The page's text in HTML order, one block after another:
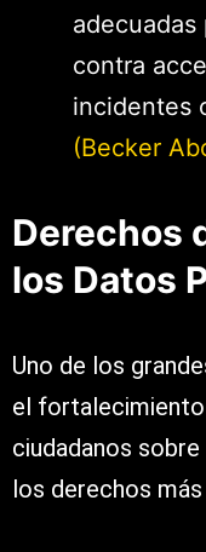
contra
incidentes
(Becker
Derechos
los Datos
Uno de los
el
ciudadanos
los derechos